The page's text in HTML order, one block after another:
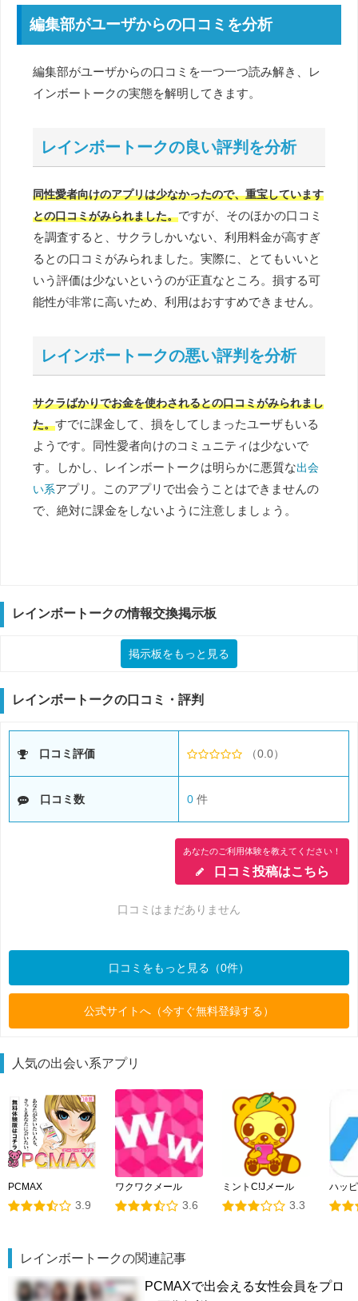
編集部がユーザからの口コミを分析
編集部がユーザからの口コミを一つ一つ読み解き、レ
インボートークの実態を解明してきます。
レインボートークの良い評判を分析
同性愛者向けのアプリは少なかったので、重宝しています
との口コミがみられました。ですが、そのほかの口コミ
を調査すると、サクラしかいない、利用料金が高すぎ
るとの口コミがみられました。実際に、とてもいいと
いう評価は少ないというのが正直なところ。損する可
能性が非常に高いため、利用はおすすめできません。
レインボートークの悪い評判を分析
サクラばかりでお金を使わされるとの口コミがみられまし
た。すでに課金して、損をしてしまったユーザもいる
ようです。同性愛者向けのコミュニティは少ないで
す。しかし、レインボートークは明らかに悪質な出会
い系アプリ。このアプリで出会うことはできませんの
で、絶対に課金をしないように注意しましょう。
レインボートークの情報交換掲示板
掲示板をもっと見る
レインボートークの口コミ・評判
口コミ評価 （0.0）
口コミ数 0 件
あなたのご利用体験を教えてください！
口コミ投稿はこちら
口コミはまだありません
口コミをもっと見る（0件）
公式サイトへ（今すぐ無料登録する）
人気の出会い系アプリ
PCMAX
3.9
ワクワクメール
3.6
ミントC!Jメール
3.3
ハッ
レインボートークの関連記事
PCMAXで出会える女性会員をプロ